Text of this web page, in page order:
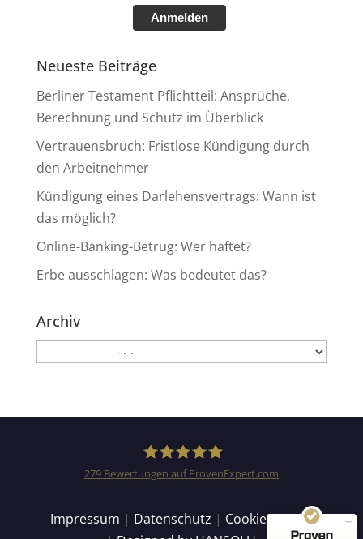
Anmelden
Neueste Beiträge
Berliner Testament Pflichtteil: Ansprüche,
Berechnung und Schutz im Überblick
Vertrauensbruch: Fristlose Kündigung durch
den Arbeitnehmer
Kündigung eines Darlehensvertrags: Wann ist
das möglich?
Online-Banking-Betrug: Wer haftet?
Erbe ausschlagen: Was bedeutet das?
Archiv
279Bewertungen auf ProvenExpert.com
Impressum | Datenschutz | Cookie Details
Anwaltskanzlei Heinemann & Rummel GbR
Empfehlungen auf
SEHR GUT
155
124